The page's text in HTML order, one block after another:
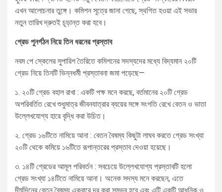
এখন আলোচনার তুঙ্গে। কমিশন সূত্রে জানা গেছে, স্থগিত হওয়া এই সভার
নতুন তারিখ দ্রুতই চূড়ান্ত করা হবে।
গ্রেড পুনর্গঠন নিয়ে তিন ধরনের প্রস্তাব
নবম পে স্কেলের সুপারিশ তৈরিতে কমিশনের সদস্যদের মধ্যে বিদ্যমান ২০টি
গ্রেড নিয়ে তিনটি ভিন্নধর্মী প্রস্তাবনা জমা পড়েছে—
১. ২০টি গ্রেড বহাল রাখা : একটি পক্ষ মনে করছে, বর্তমানের ২০টি গ্রেড
অপরিবর্তিত রেখে শুধুমাত্র জীবনযাত্রার ব্যয়ের সঙ্গে সংগতি রেখে বেতন ও ভাতা
উল্লেখযোগ্য হারে বৃদ্ধি করা উচিত।
২. গ্রেড ১৬টিতে নামিয়ে আনা : বেতন বৈষম্য কিছুটা লাঘব করতে গ্রেড সংখ্যা
২০টি থেকে কমিয়ে ১৬টিতে রূপান্তরের প্রস্তাব দেওয়া হয়েছে।
৩. ১৪টি গ্রেডের আমূল পরিবর্তন : সবচেয়ে উল্লেখযোগ্য প্রস্তাবটি হলো
গ্রেড সংখ্যা ১৪টিতে নামিয়ে আনা। অনেক সদস্য মনে করছেন, এতে